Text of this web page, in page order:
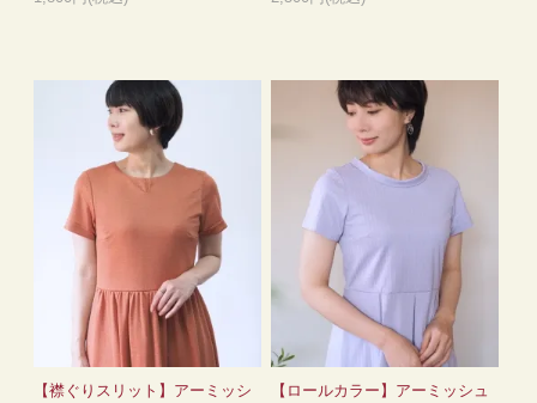
【襟ぐりスリット】アーミッシ
【ロールカラー】アーミッシュ